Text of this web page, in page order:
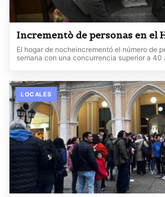
Incrementò de personas en el
El hogar de nocheincrementó el número de
semana con una concurrencia superior a 40
LOCALES